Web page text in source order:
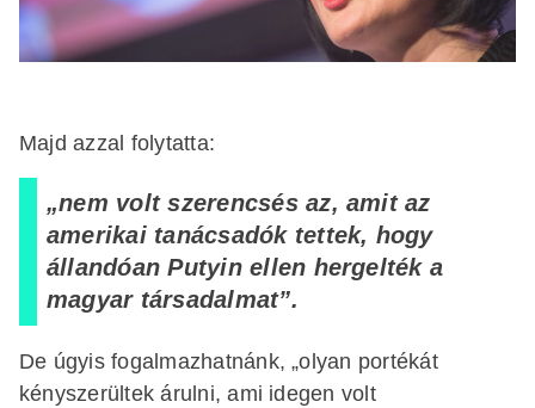
Majd azzal folytatta:
„nem volt szerencsés az, amit az
amerikai tanácsadók tettek, hogy
állandóan Putyin ellen hergelték a
magyar társadalmat”.
De úgyis fogalmazhatnánk, „olyan portékát
kényszerültek árulni, ami idegen volt